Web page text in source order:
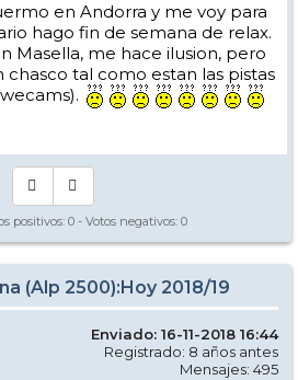
en Andorra y me voy para
hago fin de semana de relax.
Masella, me hace ilusion, pero
tal como estan las pistas
positivos: 0 - Votos negativos: 0
(Alp 2500):Hoy 2018/19
Enviado: 16-11-2018 16:44
Registrado: 8 años antes
Mensajes: 495